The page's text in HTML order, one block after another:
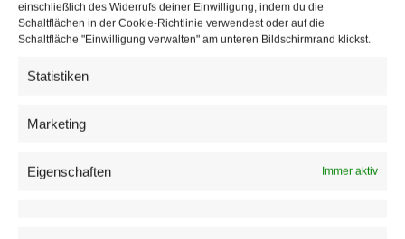
einschließlich des Widerrufs deiner Einwilligung, indem du die
Schaltflächen in der Cookie-Richtlinie verwendest oder auf die
Schaltfläche "Einwilligung verwalten" am unteren Bildschirmrand klickst.
Statistiken
Marketing
Eigenschaften Immer aktiv
Welt.